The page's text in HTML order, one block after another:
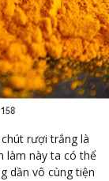
rượi trắng là
làm này ta có thể
dần vô cùng tiện